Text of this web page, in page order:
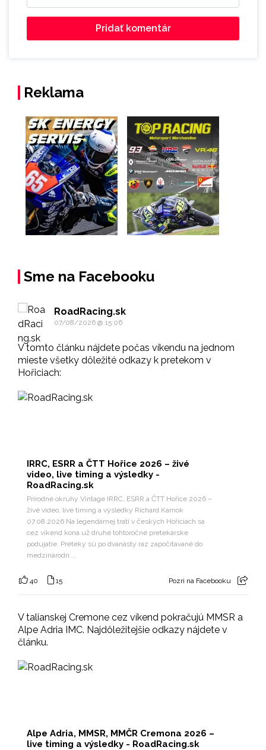
Reklama
Sme na Facebooku
RoadRacing.sk
07/08/2026 @ 15:06
V tomto článku nájdete počas víkendu na jednom
mieste všetky dôležité odkazy k pretekom v
Hořiciach:
IRRC, ESRR a ČTT Hořice 2026 – živé
video, live timing a výsledky -
RoadRacing.sk
Prírodné okruhy Vintage IRRC, ESRR a ČTT Hořice 2026 –
živé video, live timing a výsledky Richard Karnok
07.08.2026 Na legendárnej trati v českých Hořiciach sa
cez víkend koná už druhé tohtoročné pretekárske
podujatie. Preteky sú po dvanásty raz započítavané do
medzinárodn....
40 15 Pozri na Facebooku
V talianskej Cremone cez víkend pokračujú MMSR a
Alpe Adria IMC. Najdôležitejšie odkazy nájdete v
článku.
Alpe Adria, MMSR, MMČR Cremona 2026 –
live timing a výsledky - RoadRacing.sk